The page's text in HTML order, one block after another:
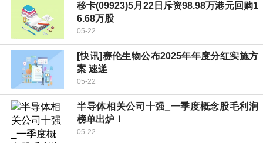
移卡(09923)5月22日斥资98.98万港元回购1
6.68万股
05-22
[快讯]赛伦生物公布2025年年度分红实施方
案 速递
05-22
半导体相关公司十强_一季度概念股毛利润
榜单出炉！
05-22